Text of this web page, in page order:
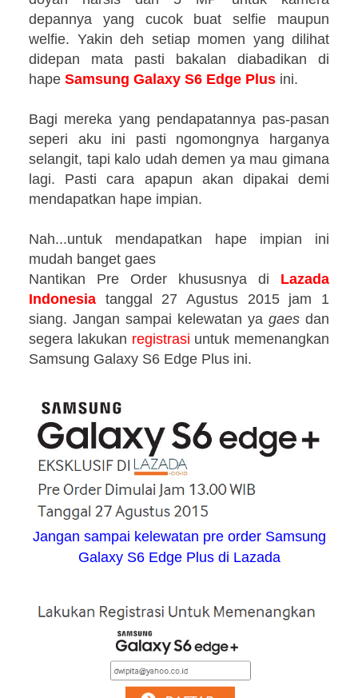
depannya yang cucok buat selfie maupun
welfie. Yakin deh setiap momen yang dilihat
didepan mata pasti bakalan diabadikan di
hape Samsung Galaxy S6 Edge Plus ini.
Bagi mereka yang pendapatannya pas-pasan
seperi aku ini pasti ngomongnya harganya
selangit, tapi kalo udah demen ya mau gimana
lagi. Pasti cara apapun akan dipakai demi
mendapatkan hape impian.
Nah...untuk mendapatkan hape impian ini
mudah banget gaes
Nantikan Pre Order khususnya di Lazada
Indonesia tanggal 27 Agustus 2015 jam 1
siang. Jangan sampai kelewatan ya gaes dan
segera lakukan registrasi untuk memenangkan
Samsung Galaxy S6 Edge Plus ini.
Jangan sampai kelewatan pre order Samsung
Galaxy S6 Edge Plus di Lazada